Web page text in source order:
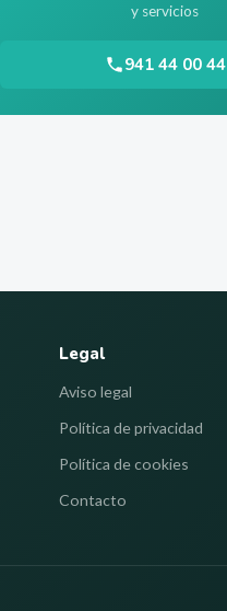
y servicios
941 44 00 44
Legal
Aviso legal
Política de privacidad
Política de cookies
Contacto